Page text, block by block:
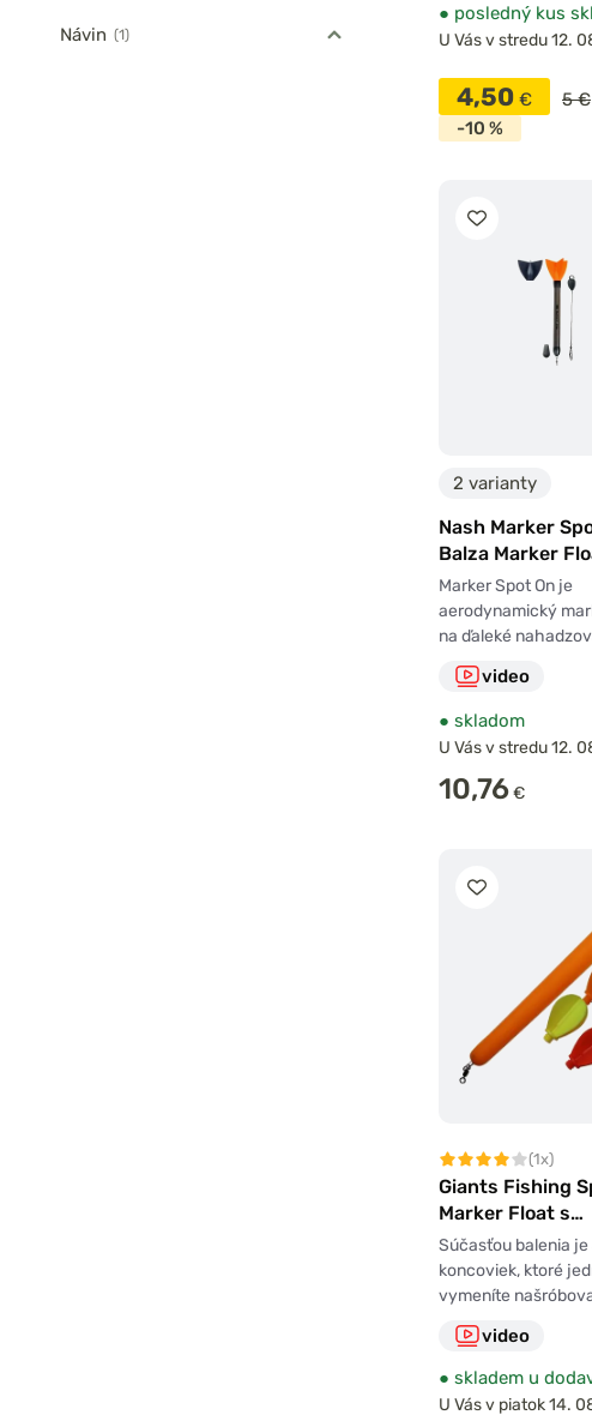
Návin (1)
● posledný kus
U Vás v stredu 12.
4,50 €
5 €
-10 %
2 varianty
Nash Marker
Balza Marker
Marker Spot On je
aerodynamický
na ďaleké
video
● skladom
U Vás v stredu 12.
10,76€
(1x)
Giants Fishing
Marker Float s
vymeniteľnými
12g
Súčasťou balenia
koncoviek, ktoré
vymeníte
video
● skladem u
U Vás v piatok 14.